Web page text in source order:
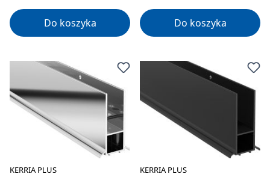
Do koszyka Do koszyka
KERRIA PLUS KERRIA PLUS